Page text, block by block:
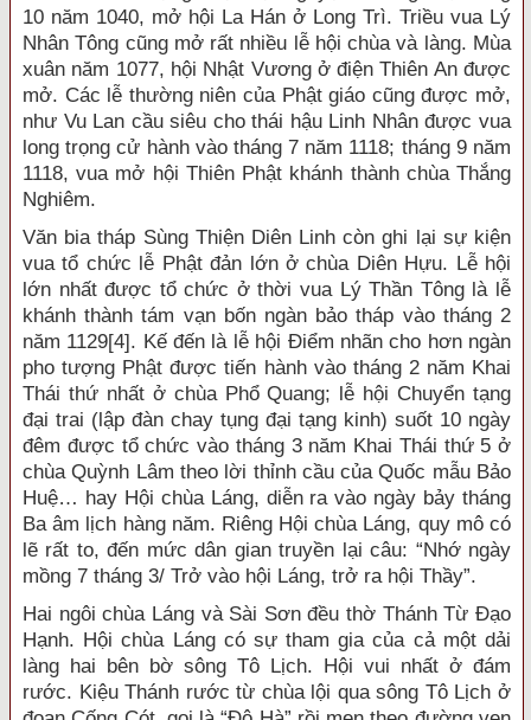
10 năm 1040, mở hội La Hán ở Long Trì. Triều vua Lý
Nhân Tông cũng mở rất nhiều lễ hội chùa và làng. Mùa
xuân năm 1077, hội Nhật Vương ở điện Thiên An được
mở. Các lễ thường niên của Phật giáo cũng được mở,
như Vu Lan cầu siêu cho thái hậu Linh Nhân được vua
long trọng cử hành vào tháng 7 năm 1118; tháng 9 năm
1118, vua mở hội Thiên Phật khánh thành chùa Thắng
Nghiêm.
Văn bia tháp Sùng Thiện Diên Linh còn ghi lại sự kiện
vua tổ chức lễ Phật đản lớn ở chùa Diên Hựu. Lễ hội
lớn nhất được tổ chức ở thời vua Lý Thần Tông là lễ
khánh thành tám vạn bốn ngàn bảo tháp vào tháng 2
năm 1129[4]. Kế đến là lễ hội Điểm nhãn cho hơn ngàn
pho tượng Phật được tiến hành vào tháng 2 năm Khai
Thái thứ nhất ở chùa Phổ Quang; lễ hội Chuyển tạng
đại trai (lập đàn chay tụng đại tạng kinh) suốt 10 ngày
đêm được tổ chức vào tháng 3 năm Khai Thái thứ 5 ở
chùa Quỳnh Lâm theo lời thỉnh cầu của Quốc mẫu Bảo
Huệ… hay Hội chùa Láng, diễn ra vào ngày bảy tháng
Ba âm lịch hàng năm. Riêng Hội chùa Láng, quy mô có
lẽ rất to, đến mức dân gian truyền lại câu: “Nhớ ngày
mồng 7 tháng 3/ Trở vào hội Láng, trở ra hội Thầy”.
Hai ngôi chùa Láng và Sài Sơn đều thờ Thánh Từ Đạo
Hạnh. Hội chùa Láng có sự tham gia của cả một dải
làng hai bên bờ sông Tô Lịch. Hội vui nhất ở đám
rước. Kiệu Thánh rước từ chùa lội qua sông Tô Lịch ở